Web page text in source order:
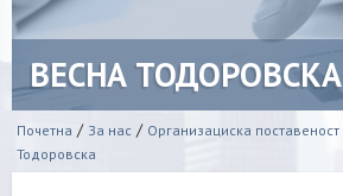
ВЕСНА ТОДОРОВСКА
Почетна / За нас / Организациска поставеност
Тодоровска